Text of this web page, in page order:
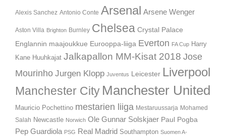
Alexis Sanchez Antonio Conte Arsenal Arsene Wenger
Aston Villa Brighton Burnley Chelsea Crystal Palace
Englannin maajoukkue Eurooppa-liiga Everton FA Cup Harry
Kane Huuhkajat Jalkapallon MM-Kisat 2018 Jose
Mourinho Jurgen Klopp Juventus Leicester Liverpool
Manchester City Manchester United
Mauricio Pochettino mestarien liiga Mestaruussarja Mohamed
Salah Newcastle Norwich Ole Gunnar Solskjaer Paul Pogba
Pep Guardiola PSG Real Madrid Southampton Suomen A-